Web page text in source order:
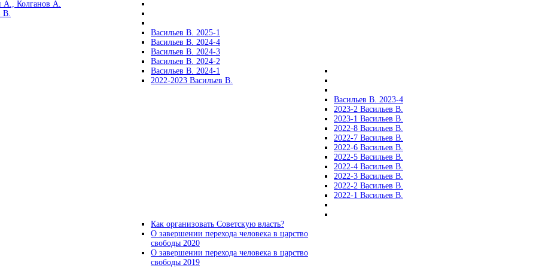
А., Колганов А.
В.
Васильев В. 2025-1
Васильев В. 2024-4
Васильев В. 2024-3
Васильев В. 2024-2
Васильев В. 2024-1
2022-2023 Васильев В.
Васильев В. 2023-4
2023-2 Васильев В.
2023-1 Васильев В.
2022-8 Васильев В.
2022-7 Васильев В.
2022-6 Васильев В.
2022-5 Васильев В.
2022-4 Васильев В.
2022-3 Васильев В.
2022-2 Васильев В.
2022-1 Васильев В.
Как организовать Советскую власть?
О завершении перехода человека в царство
свободы 2020
О завершении перехода человека в царство
свободы 2019